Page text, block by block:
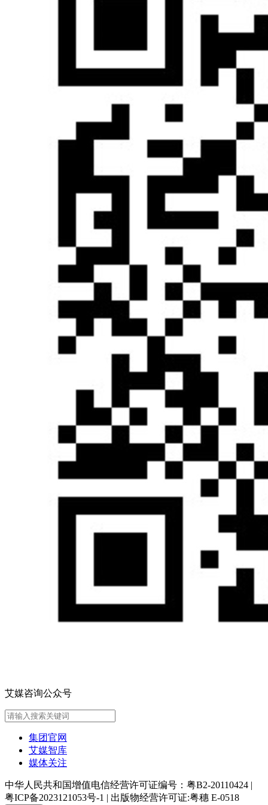
艾媒咨询公众号
集团官网
艾媒智库
媒体关注
中华人民共和国增值电信经营许可证编号：粤B2-20110424 |
粤ICP备2023121053号-1 | 出版物经营许可证:粤穗 E-0518